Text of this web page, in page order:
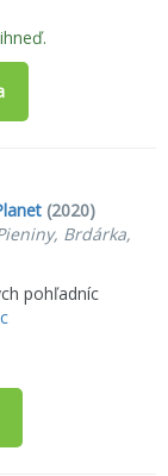
(2020)
Brdárka,
pohľadníc